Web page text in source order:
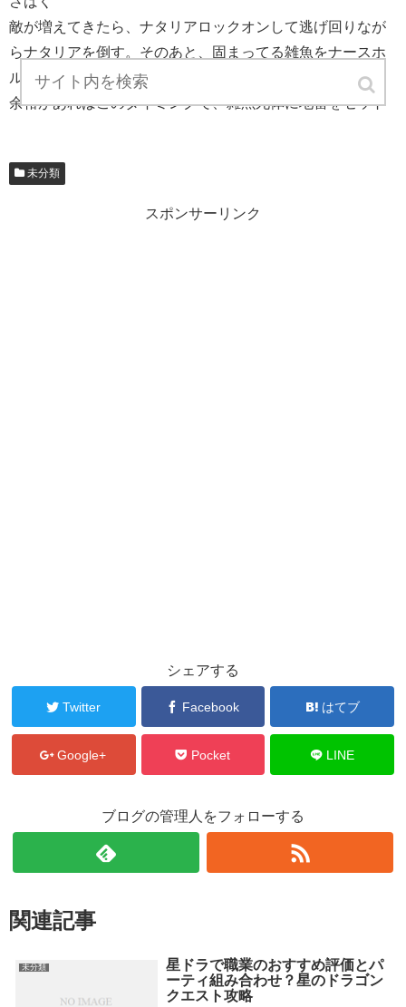
敵が増えてきたら、ナタリアロックオンして逃げ回りなが
らナタリアを倒す。そのあと、固まってる雑魚をナースホ
ルンで倒す
余裕があればこのタイミングで、雑魚死体に地雷をセット
未分類
スポンサーリンク
シェアする
Twitter Facebook はてブ
Google+ Pocket LINE
ブログの管理人をフォローする
関連記事
未分類
星ドラで職業のおすすめ評価とパ
ーティ組み合わせ？星のドラゴン
クエスト攻略